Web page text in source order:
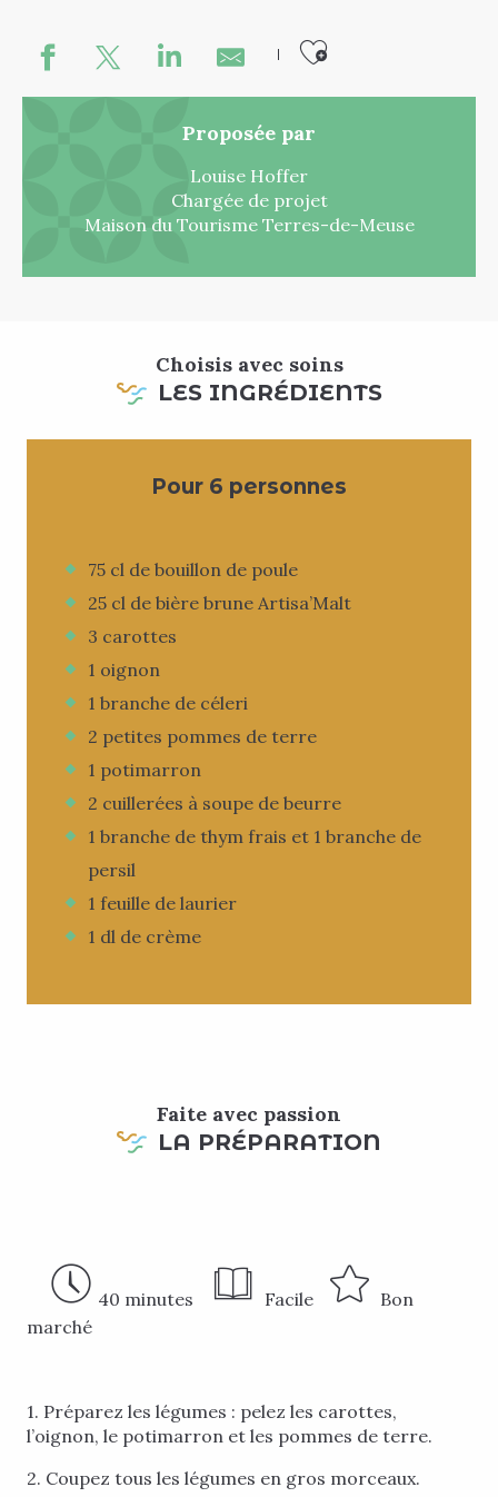
Ajouter
Proposée par
Louise Hoffer
Chargée de projet
Maison du Tourisme Terres-de-Meuse
Choisis avec soins
LES INGRÉDIENTS
Pour 6 personnes
75 cl de bouillon de poule
25 cl de bière brune Artisa’Malt
3 carottes
1 oignon
1 branche de céleri
2 petites pommes de terre
1 potimarron
2 cuillerées à soupe de beurre
1 branche de thym frais et 1 branche de
persil
1 feuille de laurier
1 dl de crème
Faite avec passion
LA PRÉPARATION
40 minutes Facile
Bon
marché
1. Préparez les légumes : pelez les carottes,
l’oignon, le potimarron et les pommes de terre.
2. Coupez tous les légumes en gros morceaux.